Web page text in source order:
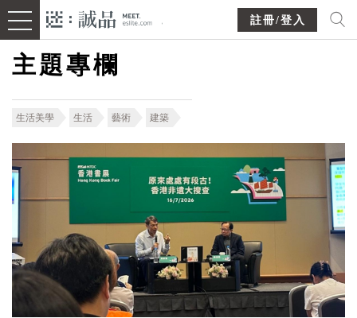
註冊/登入
主題專欄
生活美學 生活 藝術 建築